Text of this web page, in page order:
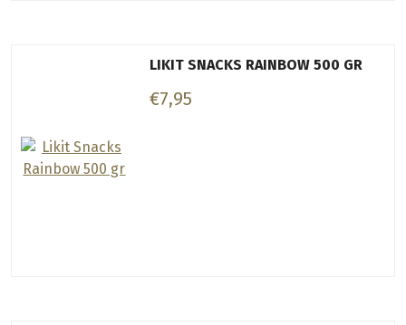
LIKIT SNACKS RAINBOW 500 GR
€7,95